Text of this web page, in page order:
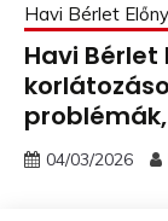
Havi Bérlet
Havi Bérlet
04/03/2026